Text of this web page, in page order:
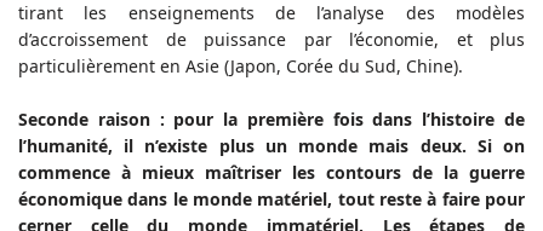
tirant les enseignements de l’analyse des modèles
d’accroissement de puissance par l’économie, et plus
particulièrement en Asie (Japon, Corée du Sud, Chine).
Seconde raison : pour la première fois dans l’histoire de
l’humanité, il n’existe plus un monde mais deux. Si on
commence à mieux maîtriser les contours de la guerre
économique dans le monde matériel, tout reste à faire pour
cerner celle du monde immatériel. Les étapes de